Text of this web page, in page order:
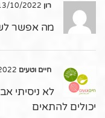
רון
מה אפשר
חיים וטעים
לא ניסיתי
יכולים להתאים